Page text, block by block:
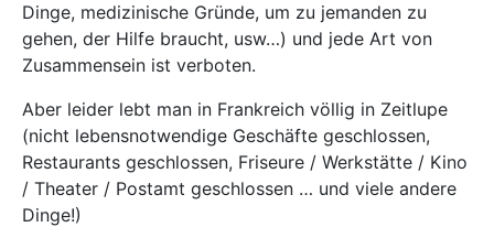
Dinge, medizinische Gründe, um zu jemanden zu
gehen, der Hilfe braucht, usw…) und jede Art von
Zusammensein ist verboten.
Aber leider lebt man in Frankreich völlig in Zeitlupe
(nicht lebensnotwendige Geschäfte geschlossen,
Restaurants geschlossen, Friseure / Werkstätte / Kino
/ Theater / Postamt geschlossen … und viele andere
Dinge!)